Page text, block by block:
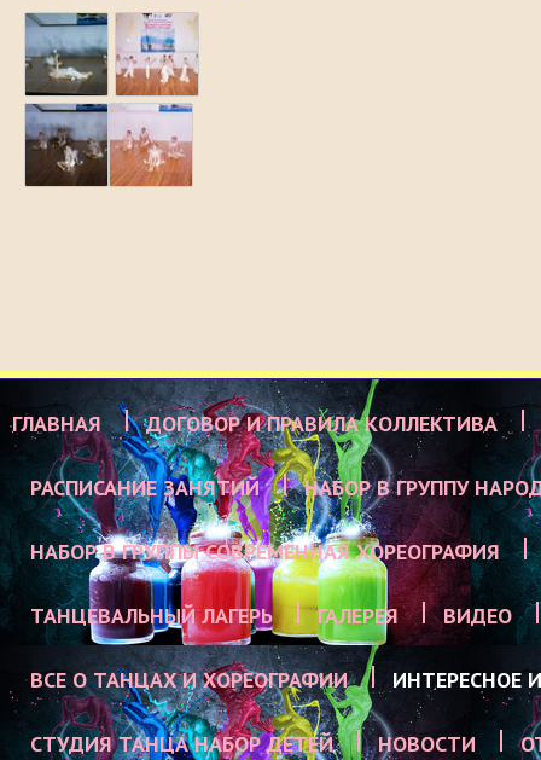
ГЛАВНАЯ ДОГОВОР И ПРАВИЛА КОЛЛЕКТИВА
РАСПИСАНИЕ ЗАНЯТИЙ НАБОР В ГРУППУ
НАБОР В ГРУППЫ СОВРЕМЕННАЯ ХОРЕОГРАФИЯ
ТАНЦЕВАЛЬНЫЙ ЛАГЕРЬ ГАЛЕРЕЯ ВИДЕО
ВСЕ О ТАНЦАХ И ХОРЕОГРАФИИ ИНТЕРЕСНОЕ
СТУДИЯ ТАНЦА НАБОР ДЕТЕЙ НОВОСТИ